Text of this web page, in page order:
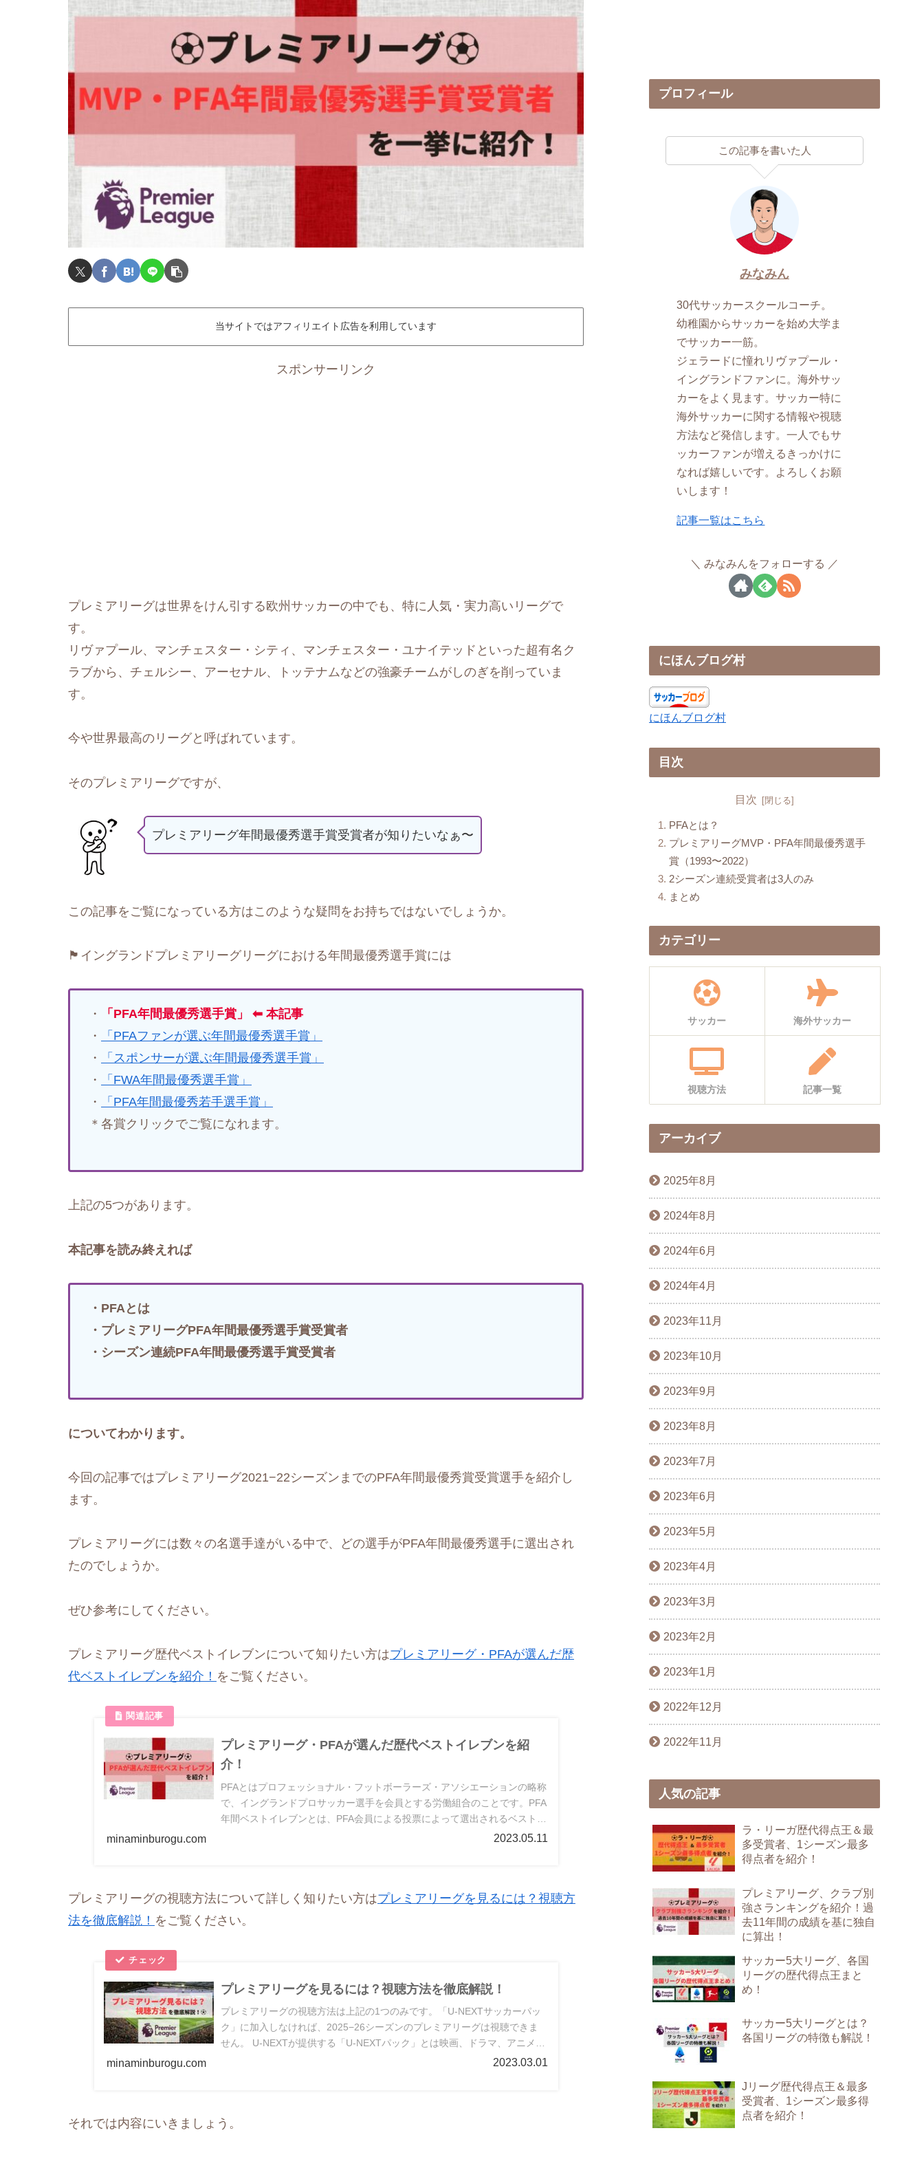
当サイトではアフィリエイト広告を利用しています
スポンサーリンク
プレミアリーグは世界をけん引する欧州サッカーの中でも、特に人気・実力高いリーグで
す。
リヴァプール、マンチェスター・シティ、マンチェスター・ユナイテッドといった超有名ク
ラブから、チェルシー、アーセナル、トッテナムなどの強豪チームがしのぎを削っていま
す。
今や世界最高のリーグと呼ばれています。
そのプレミアリーグですが、
プレミアリーグ年間最優秀選手賞受賞者が知りたいなぁ〜
この記事をご覧になっている方はこのような疑問をお持ちではないでしょうか。
🏴󠁧󠁢󠁥󠁮󠁧󠁿イングランドプレミアリーグリーグにおける年間最優秀選手賞には
・
「PFA年間最優秀選手賞」 ⬅ 本記事
・
「PFAファンが選ぶ年間最優秀選手賞」
・
「スポンサーが選ぶ年間最優秀選手賞」
・
「FWA年間最優秀選手賞」
・
「PFA年間最優秀若手選手賞」
＊各賞クリックでご覧になれます。
上記の5つがあります。
本記事を読み終えれば
・PFAとは
・プレミアリーグPFA年間最優秀選手賞受賞者
・シーズン連続PFA年間最優秀選手賞受賞者
についてわかります。
今回の記事ではプレミアリーグ2021−22シーズンまでのPFA年間最優秀賞受賞選手を紹介し
ます。
プレミアリーグには数々の名選手達がいる中で、どの選手がPFA年間最優秀選手に選出され
たのでしょうか。
ぜひ参考にしてください。
プレミアリーグ歴代ベストイレブンについて知りたい方はプレミアリーグ・PFAが選んだ歴
代ベストイレブンを紹介！ をご覧ください。
プレミアリーグ・PFAが選んだ歴代ベストイレブンを紹
介！
PFAとはプロフェッショナル・フットボーラーズ・アソシエーションの略称
で、イングランドプロサッカー選手を会員とする労働組合のことです。PFA
年間ベストイレブンとは、PFA会員による投票によって選出されるベストイ
minaminburogu.com 2023.05.11
プレミアリーグの視聴方法について詳しく知りたい方はプレミアリーグを見るには？視聴方
法を徹底解説！ をご覧ください。
プレミアリーグを見るには？視聴方法を徹底解説！
プレミアリーグの視聴方法は上記の1つのみです。「U-NEXTサッカーパッ
ク」に加入しなければ、2025−26シーズンのプレミアリーグは視聴できま
せん。 U-NEXTが提供する「U-NEXTパック」とは映画、ドラマ、アニメな
どが見れる通常の月額2,189円のU-NEXTとは異なり、2024年8月9日（金）
minaminburogu.com 2023.03.01
それでは内容にいきましょう。
プロフィール
この記事を書いた人
みなみん
30代サッカースクールコーチ。
幼稚園からサッカーを始め大学ま
でサッカー一筋。
ジェラードに憧れリヴァプール・
イングランドファンに。海外サッ
カーをよく見ます。サッカー特に
海外サッカーに関する情報や視聴
方法など発信します。一人でもサ
ッカーファンが増えるきっかけに
なれば嬉しいです。よろしくお願
いします！
記事一覧はこちら
みなみんをフォローする
にほんブログ村
にほんブログ村
目次
目次
PFAとは？
プレミアリーグMVP・PFA年間最優秀選手
賞（1993〜2022）
2シーズン連続受賞者は3人のみ
まとめ
カテゴリー
サッカー 海外サッカー
視聴方法 記事一覧
アーカイブ
2025年8月
2024年8月
2024年6月
2024年4月
2023年11月
2023年10月
2023年9月
2023年8月
2023年7月
2023年6月
2023年5月
2023年4月
2023年3月
2023年2月
2023年1月
2022年12月
2022年11月
人気の記事
ラ・リーガ歴代得点王＆最
多受賞者、1シーズン最多
得点者を紹介！
プレミアリーグ、クラブ別
強さランキングを紹介！過
去11年間の成績を基に独自
に算出！
サッカー5大リーグ、各国
リーグの歴代得点王まと
め！
サッカー5大リーグとは？
各国リーグの特徴も解説！
Jリーグ歴代得点王＆最多
受賞者、1シーズン最多得
点者を紹介！